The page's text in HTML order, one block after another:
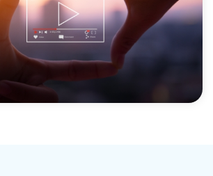
BSS beraten umfassend und individuell,
mit optimalem Nutzen entstehen. Mit
Termintreue und Kostenkontrolle
und erfolgreich umsetzbar.
langjährige Partnerschaften, ob
Sicherheitsdienste und Zeitarbeitsfirmen.
Standorten innerhalb Deutschlands 120